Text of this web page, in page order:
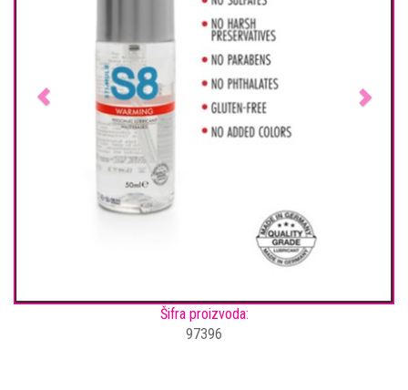
Šifra proizvoda:
97396